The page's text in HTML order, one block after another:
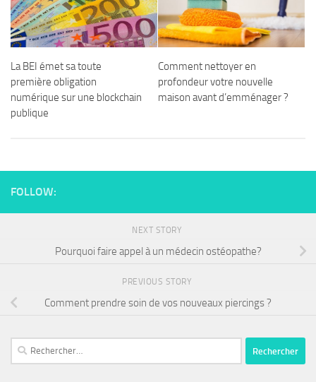
La BEI émet sa toute
première obligation
numérique sur une blockchain
publique
Comment nettoyer en
profondeur votre nouvelle
maison avant d’emménager ?
FOLLOW:
NEXT STORY
Pourquoi faire appel à un médecin ostéopathe?
PREVIOUS STORY
Comment prendre soin de vos nouveaux piercings ?